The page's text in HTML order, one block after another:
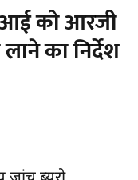
को आरजी
का निर्देश